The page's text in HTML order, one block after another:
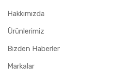
Hakkımızda
Ürünlerimiz
Bizden Haberler
Markalar